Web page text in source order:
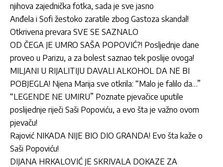
njihova zajednička fotka, sada je sve jasno
Anđela i Sofi žestoko zaratile zbog Gastoza skandal!
Otkrivena prevara SVE SE SAZNALO
OD ČEGA JE UMRO SAŠA POPOVIĆ?! Posljednje dane
proveo u Parizu, a za bolest saznao tek poslije ovoga!
MILJANI U RIJALITIJU DAVALI ALKOHOL DA NE BI
POBJEGLA! Njena Marija sve otkrila: “Malo je falilo da…”
“LEGENDE NE UMIRU” Poznate pjevačice uputile
poslijednje riječi Saši Popoviću, a evo šta je važno ovom
pjevaču!
Rajović NIKADA NIJE BIO DIO GRANDA! Evo šta kaže o
Saši Popoviću!
DIJANA HRKALOVIĆ JE SKRIVALA DOKAZE ZA